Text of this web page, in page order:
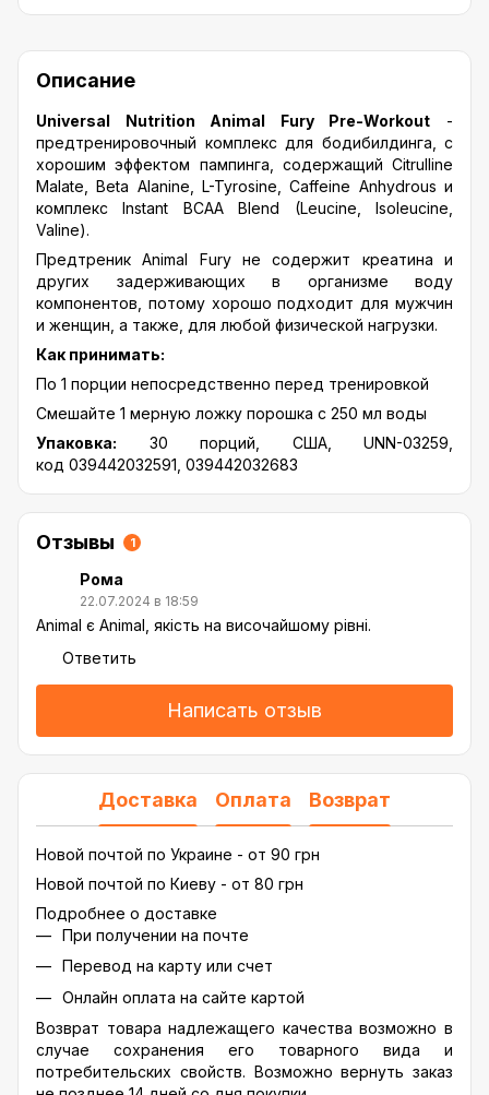
Описание
Universal Nutrition Animal Fury Pre-Workout -
предтренировочный комплекс для бодибилдинга, c
хорошим эффектом пампинга, содержащий Citrulline
Malate, Beta Alanine, L-Tyrosine, Caffeine Anhydrous и
комплекс Instant BCAA Blend (Leucine, Isoleucine,
Valine).
Предтреник Animal Fury не содержит креатина и
других задерживающих в организме воду
компонентов, потому хорошо подходит для мужчин
и женщин, а также, для любой физической нагрузки.
Как принимать:
По 1 порции непосредственно перед тренировкой
Смешайте 1 мерную ложку порошка с 250 мл воды
Упаковка: 30 порций, США, UNN-03259,
код 039442032591, 039442032683
Отзывы 1
Рома
22.07.2024 в 18:59
Animal є Animal, якість на височайшому рівні.
Ответить
Написать отзыв
Доставка Оплата Возврат
Новой почтой по Украине - от 90 грн
Новой почтой по Киеву - от 80 грн
Подробнее о доставке
При получении на почте
Перевод на карту или счет
Онлайн оплата на сайте картой
Возврат товара надлежащего качества возможно в
случае сохранения его товарного вида и
потребительских свойств. Возможно вернуть заказ